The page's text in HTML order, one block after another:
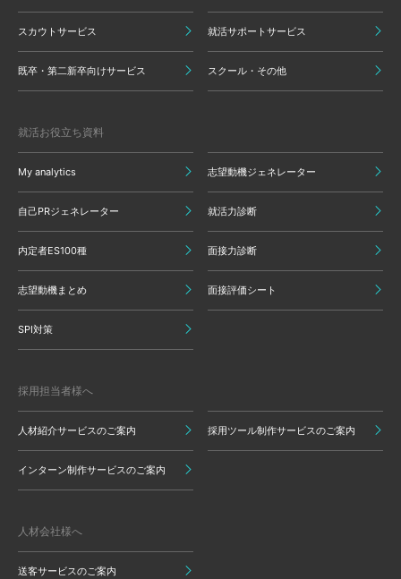
スカウトサービス 就活サポートサービス
既卒・第二新卒向けサービス スクール・その他
就活お役立ち資料
My analytics 志望動機ジェネレーター
自己PRジェネレーター 就活力診断
内定者ES100種 面接力診断
志望動機まとめ 面接評価シート
SPI対策
採用担当者様へ
人材紹介サービスのご案内 採用ツール制作サービスのご案内
インターン制作サービスのご案内
人材会社様へ
送客サービスのご案内